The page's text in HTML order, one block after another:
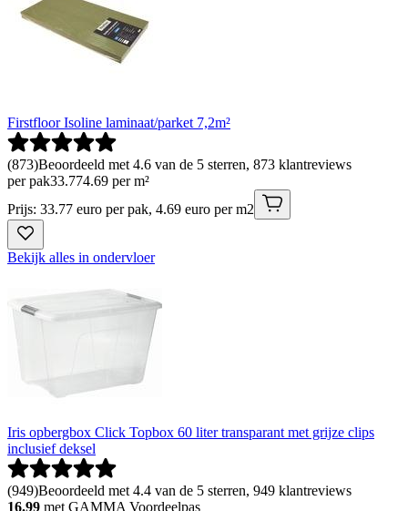
Firstfloor Isoline laminaat/parket 7,2m²
(873)Beoordeeld met 4.6 van de 5 sterren, 873 klantreviews
per pak33.774.69 per m²
Prijs: 33.77 euro per pak, 4.69 euro per m2
Bekijk alles in ondervloer
Iris opbergbox Click Topbox 60 liter transparant met grijze clips
inclusief deksel
(949)Beoordeeld met 4.4 van de 5 sterren, 949 klantreviews
16.99 met GAMMA Voordeelpas